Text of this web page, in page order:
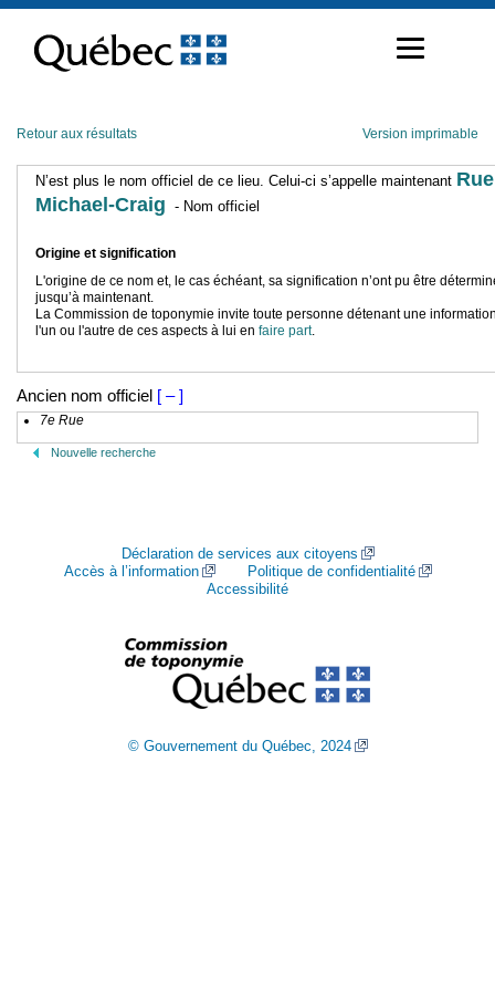
contenu
Retour aux résultats Version imprimable
N’est plus le nom officiel de ce lieu. Celui-ci s’appelle maintenant Rue
Michael-Craig - Nom officiel
Origine et signification
L'origine de ce nom et, le cas échéant, sa signification n’ont pu être
jusqu’à maintenant.
La Commission de toponymie invite toute personne détenant une
l'un ou l'autre de ces aspects à lui en faire part.
Ancien nom officiel [ – ]
7e Rue
Nouvelle recherche
Déclaration de services aux citoyens
Accès à l’information
Politique de confidentialité
Accessibilité
© Gouvernement du Québec, 2024